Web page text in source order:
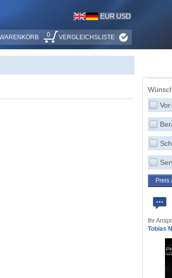
EUR USD
0 VERGLEICHSLISTE
Preis
Ihr
Tobias